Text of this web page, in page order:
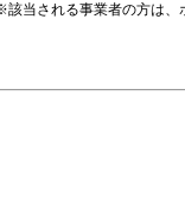
当される事業者の方は、